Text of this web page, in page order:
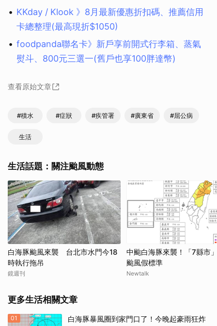
KKday / Klook 》8月最新優惠折扣碼、推薦信用
卡總整理(最高現折$1050)
foodpanda聯名卡》新戶享前開式行李箱、蒸氣
熨斗、800元三選一(舊戶也享100胖達幣)
查看原始文章
#積水 #症狀 #疾管署 #廣東省 #屈公病
生活
生活話題：關注颱風動態
白海豚颱風來襲 台北市水門今18
時執行拖吊
鏡週刊
中颱白海豚來襲！「7縣市
颱風假標準
Newtalk
更多生活相關文章
01 白海豚暴風圈到家門口了！今晚起豪雨狂炸